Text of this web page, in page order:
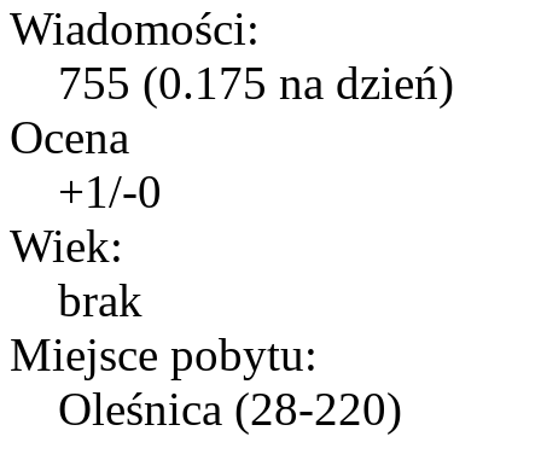
Wiadomości:
755 (0.175 na dzień)
Ocena
+1/-0
Wiek:
brak
Miejsce pobytu:
Oleśnica (28-220)